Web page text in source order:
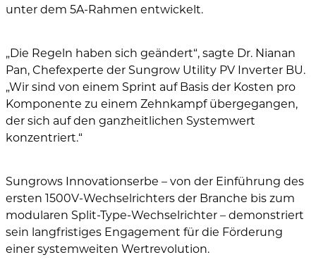
unter dem 5A-Rahmen entwickelt.
„Die Regeln haben sich geändert“, sagte Dr. Nianan
Pan, Chefexperte der Sungrow Utility PV Inverter BU.
„Wir sind von einem Sprint auf Basis der Kosten pro
Komponente zu einem Zehnkampf übergegangen,
der sich auf den ganzheitlichen Systemwert
konzentriert.“
Sungrows Innovationserbe – von der Einführung des
ersten 1500V-Wechselrichters der Branche bis zum
modularen Split-Type-Wechselrichter – demonstriert
sein langfristiges Engagement für die Förderung
einer systemweiten Wertrevolution.